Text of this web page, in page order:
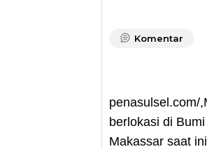
Komentar
penasulsel.com/
berlokasi di
Makassar saat